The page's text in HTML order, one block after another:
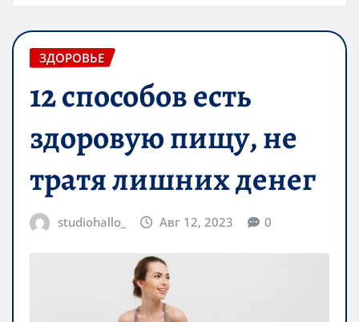
ЗДОРОВЬЕ
12 способов есть
здоровую пищу, не
тратя лишних денег
studiohallo_ Авг 12, 2023 0